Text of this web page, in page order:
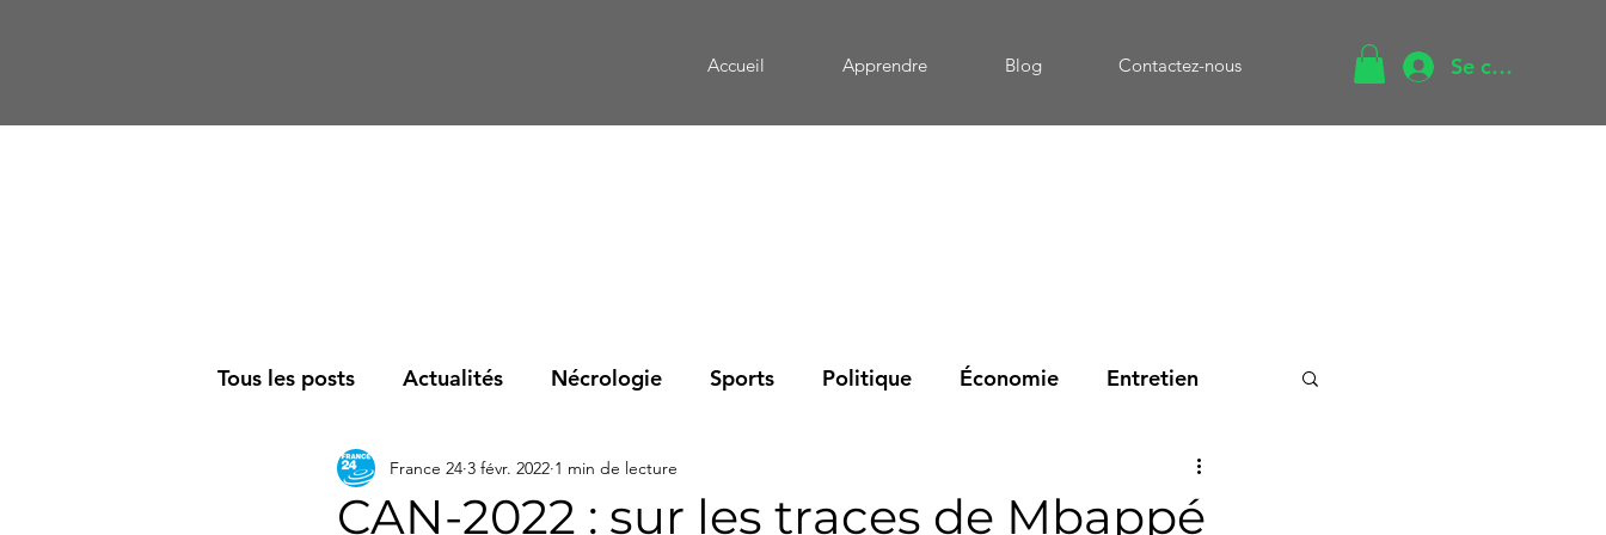
Accueil Apprendre Blog Contactez-nous Se connecter
Tous les posts Actualités Nécrologie Sports Politique Économie Entretien
Société Podcast Reportage Mémoire
CAN-2022 : sur les traces de Mbappé
France 24 3 févr. 2022 1 min de lecture